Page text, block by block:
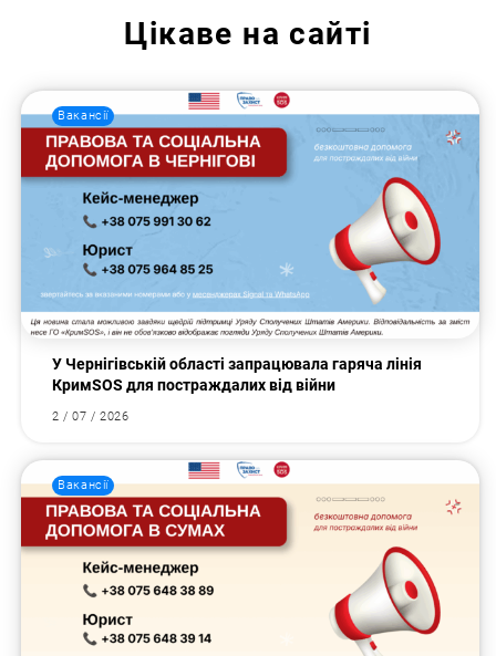
Цікаве на сайті
Вакансії
У Чернігівській області запрацювала гаряча лінія
КримSOS для постраждалих від війни
2 / 07 / 2026
Вакансії